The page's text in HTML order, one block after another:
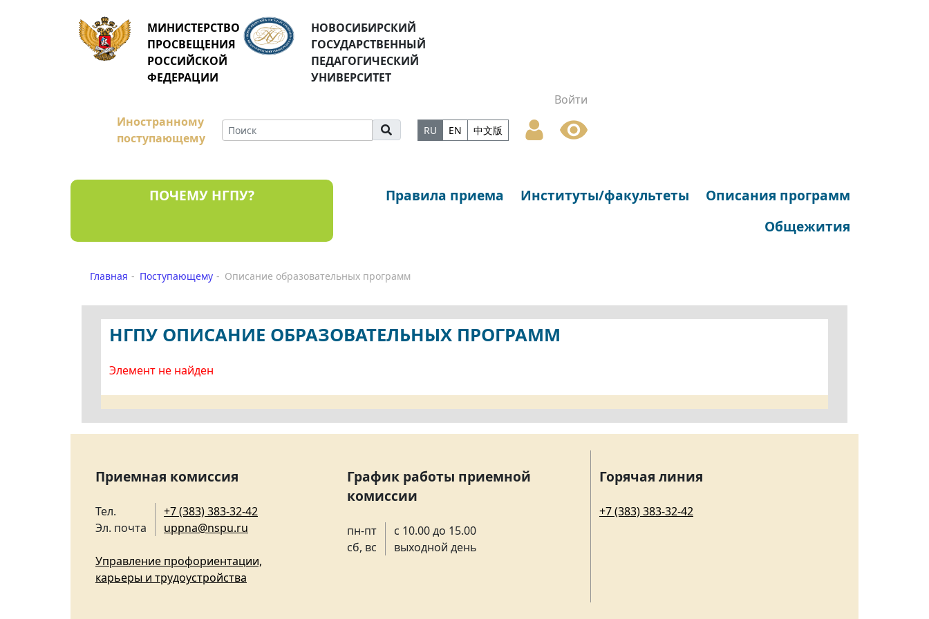
МИНИСТЕРСТВО
ПРОСВЕЩЕНИЯ
РОССИЙСКОЙ
ФЕДЕРАЦИИ
НОВОСИБИРСКИЙ
ГОСУДАРСТВЕННЫЙ
ПЕДАГОГИЧЕСКИЙ
УНИВЕРСИТЕТ
Войти
Иностранному
поступающему
RU EN 中文版
ПОЧЕМУ НГПУ? Правила приема Институты/факультеты
Описания программ
Общежития
Главная Поступающему Описание образовательных программ
НГПУ ОПИСАНИЕ ОБРАЗОВАТЕЛЬНЫХ ПРОГРАММ
Элемент не найден
Приемная комиссия
Тел.
Эл. почта
+7 (383) 383-32-42
uppna@nspu.ru
Управление профориентации,
карьеры и трудоустройства
График работы приемной
комиссии
пн-пт
сб, вс
с 10.00 до 15.00
выходной день
Горячая линия
+7 (383) 383-32-42